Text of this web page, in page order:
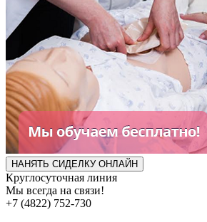
НАНЯТЬ СИДЕЛКУ ОНЛАЙН
Круглосуточная линия
Мы всегда на связи!
+7 (4822) 752-730